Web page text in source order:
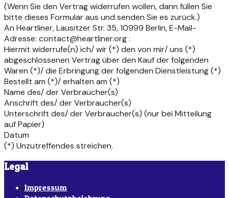
(Wenn Sie den Vertrag widerrufen wollen, dann füllen Sie
bitte dieses Formular aus und senden Sie es zurück.)
An Heartliner, Lausitzer Str. 35, 10999 Berlin, E-Mail-
Adresse: contact@heartliner.org :
Hiermit widerrufe(n) ich/ wir (*) den von mir/ uns (*)
abgeschlossenen Vertrag über den Kauf der folgenden
Waren (*)/ die Erbringung der folgenden Dienstleistung (*)
Bestellt am (*)/ erhalten am (*)
Name des/ der Verbraucher(s)
Anschrift des/ der Verbraucher(s)
Unterschrift des/ der Verbraucher(s) (nur bei Mitteilung
auf Papier)
Datum
(*) Unzutreffendes streichen.
Legal
Impressum